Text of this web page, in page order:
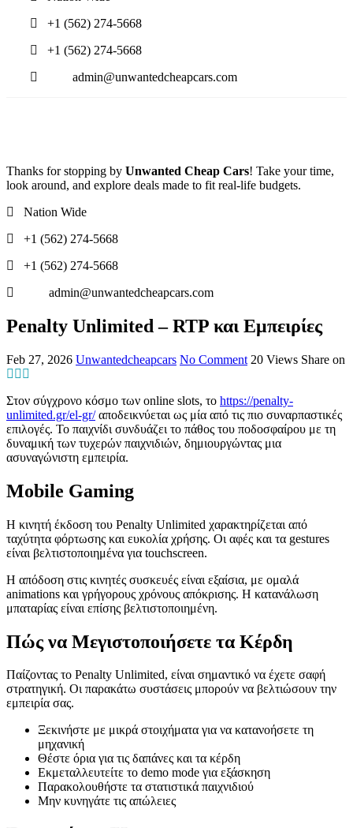
+1 (562) 274-5668
+1 (562) 274-5668
admin@unwantedcheapcars.com
Thanks for stopping by Unwanted Cheap Cars! Take your time,
look around, and explore deals made to fit real-life budgets.
Nation Wide
+1 (562) 274-5668
+1 (562) 274-5668
admin@unwantedcheapcars.com
Penalty Unlimited – RTP και Εμπειρίες
Feb 27, 2026 Unwantedcheapcars No Comment 20 Views Share on
Στον σύγχρονο κόσμο των online slots, το https://penalty-
unlimited.gr/el-gr/αποδεικνύεται ως μία από τις πιο συναρπαστικές
επιλογές. Το παιχνίδι συνδυάζει το πάθος του ποδοσφαίρου με τη
δυναμική των τυχερών παιχνιδιών, δημιουργώντας μια
ασυναγώνιστη εμπειρία.
Mobile Gaming
Η κινητή έκδοση του Penalty Unlimited χαρακτηρίζεται από
ταχύτητα φόρτωσης και ευκολία χρήσης. Οι αφές και τα gestures
είναι βελτιστοποιημένα για touchscreen.
Η απόδοση στις κινητές συσκευές είναι εξαίσια, με ομαλά
animations και γρήγορους χρόνους απόκρισης. Η κατανάλωση
μπαταρίας είναι επίσης βελτιστοποιημένη.
Πώς να Μεγιστοποιήσετε τα Κέρδη
Παίζοντας το Penalty Unlimited, είναι σημαντικό να έχετε σαφή
στρατηγική. Οι παρακάτω συστάσεις μπορούν να βελτιώσουν την
εμπειρία σας.
Ξεκινήστε με μικρά στοιχήματα για να κατανοήσετε τη
μηχανική
Θέστε όρια για τις δαπάνες και τα κέρδη
Εκμεταλλευτείτε το demo mode για εξάσκηση
Παρακολουθήστε τα στατιστικά παιχνιδιού
Μην κυνηγάτε τις απώλειες